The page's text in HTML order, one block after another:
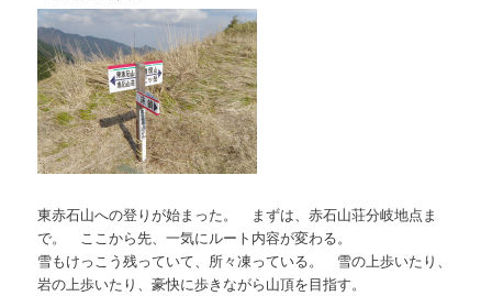
東赤石山への登りが始まった。 まずは、赤石山荘分岐地点ま
で。 ここから先、一気にルート内容が変わる。
雪もけっこう残っていて、所々凍っている。 雪の上歩いたり、
岩の上歩いたり、豪快に歩きながら山頂を目指す。